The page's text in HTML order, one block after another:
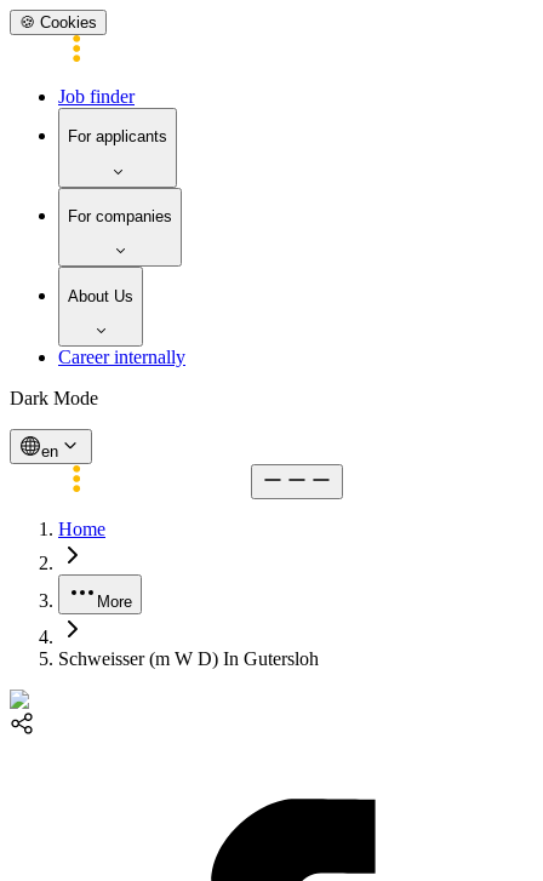
🍪 Cookies
Job finder
For applicants
For companies
About Us
Career internally
Dark Mode
en
Home
More
Schweisser (m W D) In Gutersloh